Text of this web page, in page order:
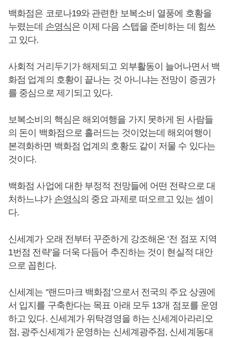
백화점은 코로나19와 관련한 보복소비 열풍에 호황을
누렸는데 손영식은 이제 다음 스텝을 준비하는 데 힘쓰
고 있다.
사회적 거리두기가 해제되고 외부활동이 늘어나면서 백
화점 업계의 호황이 끝나는 것 아니냐는 전망이 증권가
를 중심으로 제기되고 있다.
보복소비의 핵심은 해외여행을 가지 못하게 된 사람들
의 돈이 백화점으로 흘러드는 것이었는데 해외여행이
본격화하면 백화점 업계의 호황도 같이 저물 수 있다는
것이다.
백화점 사업에 대한 부정적 전망들에 어떤 전략으로 대
처하느냐가 손영식의 중요 과제로 떠오르고 있는 셈이
다.
신세계가 오래 전부터 꾸준하게 강조해온 ‘전 점포 지역
1번점 전략’을 더욱 다듬어 추진하는 것이 현실적 대안
으로 꼽힌다.
신세계는 ‘'랜드마크 백화점’으로서 전국의 주요 상권에
서 입지를 구축한다는 목표 아래 모두 13개 점포를 운영
하고 있다. 신세계가 위탁경영을 하는 신세계아라리오
점, 광주신세계가 운영하는 신세계광주점, 신세계동대